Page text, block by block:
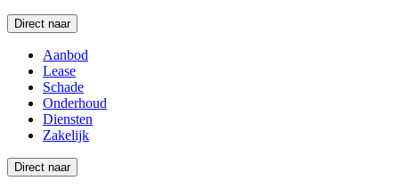
Direct naar
Aanbod
Lease
Schade
Onderhoud
Diensten
Zakelijk
Direct naar